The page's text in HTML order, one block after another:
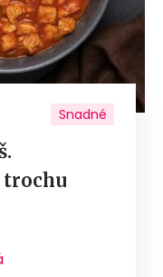
Snadné